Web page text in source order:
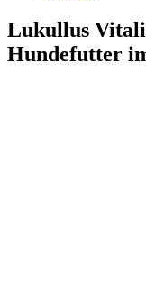
Lukullus
Hundefutter